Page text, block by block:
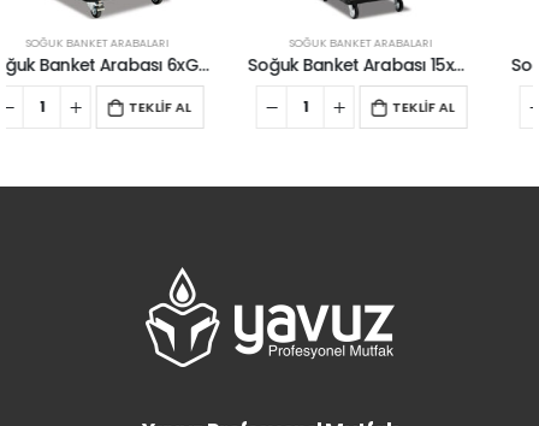
SOĞUK BANKET ARABALARI
TEKLİF AL
SOĞUK BANKET ARABALARI
Soğuk Banket Arabası 11xGN2/1
TEKLİF AL